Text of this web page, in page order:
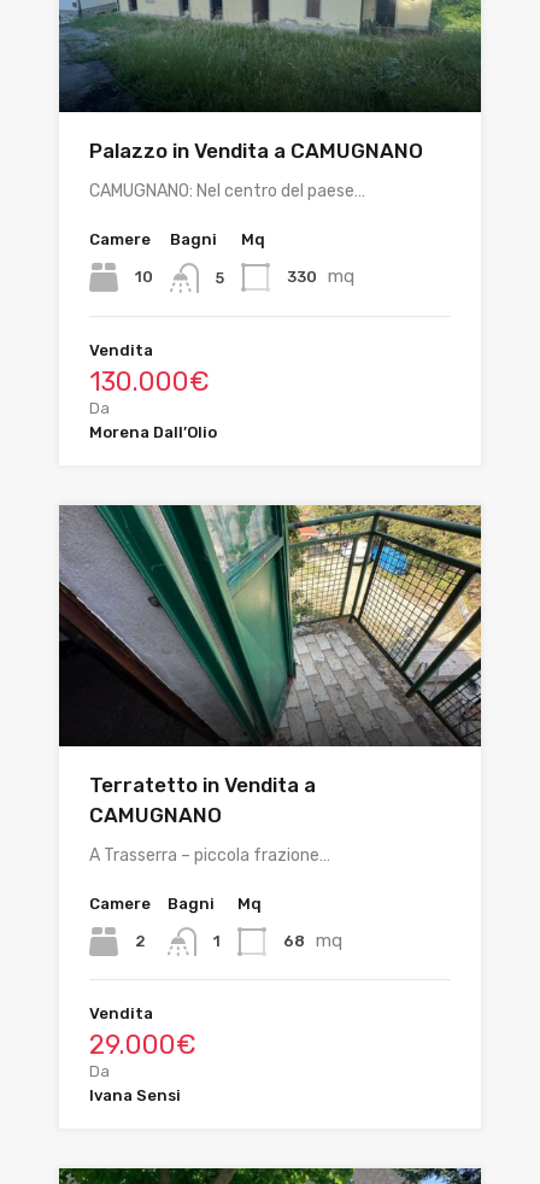
Palazzo in Vendita a CAMUGNANO
CAMUGNANO: Nel centro del paese…
Camere
10
Bagni
5
Mq
330 mq
Vendita
130.000€
Da
Morena Dall’Olio
Terratetto in Vendita a
CAMUGNANO
A Trasserra – piccola frazione…
Camere
2
Bagni
1
Mq
68 mq
Vendita
29.000€
Da
Ivana Sensi